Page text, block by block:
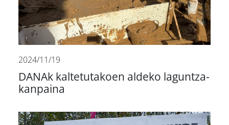
2024/11/19
DANAk kaltetutakoen aldeko laguntza-
kanpaina